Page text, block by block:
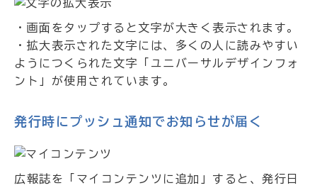
・画面をタップすると文字が大きく表示されます。
・拡大表示された文字には、多くの人に読みやすい
ようにつくられた文字「ユニバーサルデザインフォ
ント」が使用されています。
発行時にプッシュ通知でお知らせが届く
広報誌を「マイコンテンツに追加」すると、発行日